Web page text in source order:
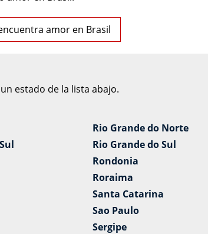
amor en Brasil
estado de la lista abajo.
Rio Grande do Norte
Rio Grande do Sul
Rondonia
Roraima
Santa Catarina
Sao Paulo
Sergipe